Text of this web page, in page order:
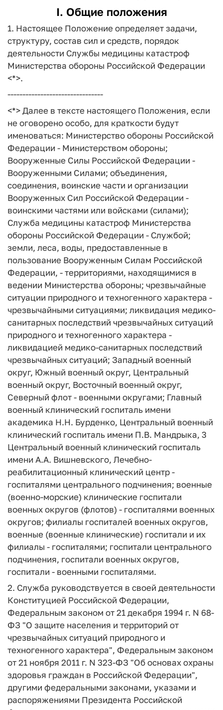
I. Общие положения
1. Настоящее Положение определяет задачи,
структуру, состав сил и средств, порядок
деятельности Службы медицины катастроф
Министерства обороны Российской Федерации
<*>.
--------------------------------
<*> Далее в тексте настоящего Положения, если
не оговорено особо, для краткости будут
именоваться: Министерство обороны Российской
Федерации - Министерством обороны;
Вооруженные Силы Российской Федерации -
Вооруженными Силами; объединения,
соединения, воинские части и организации
Вооруженных Сил Российской Федерации -
воинскими частями или войсками (силами);
Служба медицины катастроф Министерства
обороны Российской Федерации - Службой;
земли, леса, воды, предоставленные в
пользование Вооруженным Силам Российской
Федерации, - территориями, находящимися в
ведении Министерства обороны; чрезвычайные
ситуации природного и техногенного характера -
чрезвычайными ситуациями; ликвидация медико-
санитарных последствий чрезвычайных ситуаций
природного и техногенного характера -
ликвидацией медико-санитарных последствий
чрезвычайных ситуаций; Западный военный
округ, Южный военный округ, Центральный
военный округ, Восточный военный округ,
Северный флот - военными округами; Главный
военный клинический госпиталь имени
академика Н.Н. Бурденко, Центральный военный
клинический госпиталь имени П.В. Мандрыка, 3
Центральный военный клинический госпиталь
имени А.А. Вишневского, Лечебно-
реабилитационный клинический центр -
госпиталями центрального подчинения; военные
(военно-морские) клинические госпитали
военных округов (флотов) - госпиталями военных
округов; филиалы госпиталей военных округов,
военные (военные клинические) госпитали и их
филиалы - госпиталями; госпитали центрального
подчинения, госпитали военных округов,
госпитали - военными госпиталями.
2. Служба руководствуется в своей деятельности
Конституцией Российской Федерации,
Федеральным законом от 21 декабря 1994 г. N 68-
ФЗ "О защите населения и территорий от
чрезвычайных ситуаций природного и
техногенного характера", Федеральным законом
от 21 ноября 2011 г. N 323-ФЗ "Об основах охраны
здоровья граждан в Российской Федерации",
другими федеральными законами, указами и
распоряжениями Президента Российской